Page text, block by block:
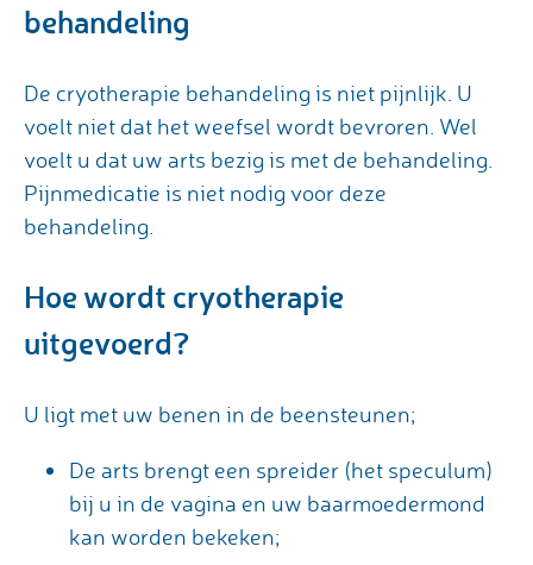
behandeling
De cryotherapie behandeling is niet pijnlijk. U
voelt niet dat het weefsel wordt bevroren. Wel
voelt u dat uw arts bezig is met de behandeling.
Pijnmedicatie is niet nodig voor deze
behandeling.
Hoe wordt cryotherapie
uitgevoerd?
U ligt met uw benen in de beensteunen;
De arts brengt een spreider (het speculum)
bij u in de vagina en uw baarmoedermond
kan worden bekeken;